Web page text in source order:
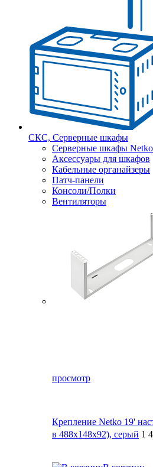
СКС, Серверные шкафы
Серверные шкафы Netko
Аксессуары для шкафов
Кабельные органайзеры
Патч-панели
Консоли/Полки
Вентиляторы
просмотр
Крепление Netko 19'
в 488х148х92), серый 1